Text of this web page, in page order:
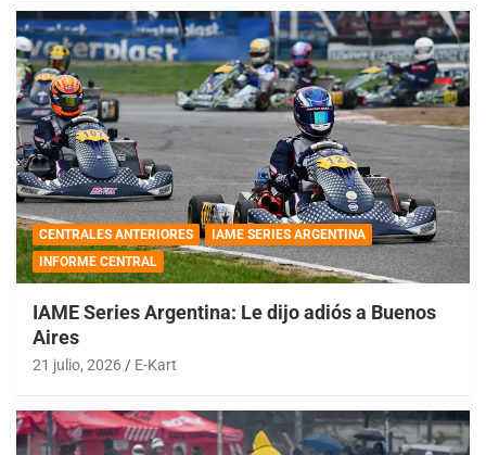
CENTRALES ANTERIORES
IAME SERIES ARGENTINA
INFORME CENTRAL
IAME Series Argentina: Le dijo adiós a Buenos
Aires
21 julio, 2026 E-Kart